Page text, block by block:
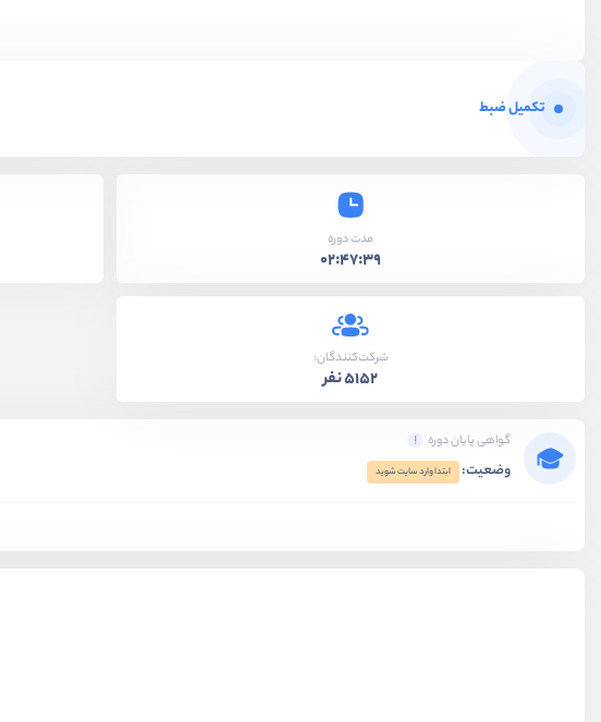
تکمیل ضبط
مدت دوره
02:47:39
شرکت‌کنندگان:
5152 نفر
گواهی پایان دوره
وضعیت: ابتدا وارد سایت شوید